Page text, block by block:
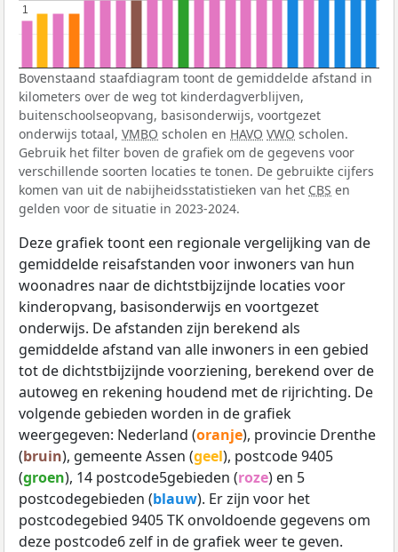
1
1
Bovenstaand staafdiagram toont de gemiddelde afstand in
kilometers over de weg tot kinderdagverblijven,
buitenschoolseopvang, basisonderwijs, voortgezet
onderwijs totaal, VMBO scholen en HAVO VWO scholen.
Gebruik het filter boven de grafiek om de gegevens voor
verschillende soorten locaties te tonen. De gebruikte cijfers
komen van uit de nabijheidsstatistieken van het CBS en
gelden voor de situatie in 2023-2024.
Deze grafiek toont een regionale vergelijking van de
gemiddelde reisafstanden voor inwoners van hun
woonadres naar de dichtstbijzijnde locaties voor
kinderopvang, basisonderwijs en voortgezet
onderwijs. De afstanden zijn berekend als
gemiddelde afstand van alle inwoners in een gebied
tot de dichtstbijzijnde voorziening, berekend over de
autoweg en rekening houdend met de rijrichting. De
volgende gebieden worden in de grafiek
weergegeven: Nederland (oranje), provincie Drenthe
(bruin), gemeente Assen (geel), postcode 9405
(groen), 14 postcode5gebieden (roze) en 5
postcodegebieden (blauw). Er zijn voor het
postcodegebied 9405 TK onvoldoende gegevens om
deze postcode6 zelf in de grafiek weer te geven.